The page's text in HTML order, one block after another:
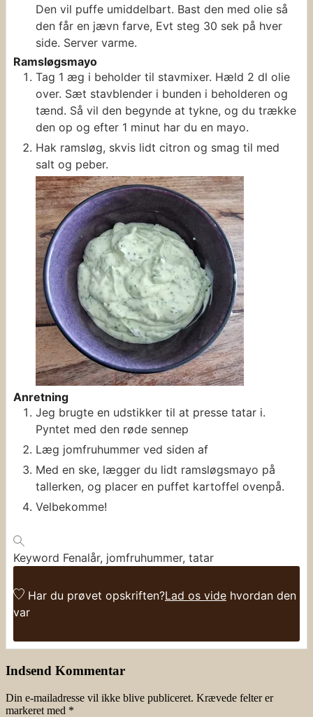
Den vil puffe umiddelbart. Bast den med olie så
den får en jævn farve, Evt steg 30 sek på hver
side. Server varme.
Ramsløgsmayo
Tag 1 æg i beholder til stavmixer. Hæld 2 dl olie
over. Sæt stavblender i bunden i beholderen og
tænd. Så vil den begynde at tykne, og du trække
den op og efter 1 minut har du en mayo.
Hak ramsløg, skvis lidt citron og smag til med
salt og peber.
Anretning
Jeg brugte en udstikker til at presse tatar i.
Pyntet med den røde sennep
Læg jomfruhummer ved siden af
Med en ske, lægger du lidt ramsløgsmayo på
tallerken, og placer en puffet kartoffel ovenpå.
Velbekomme!
Keyword Fenalår, jomfruhummer, tatar
Har du prøvet opskriften?Lad os vide hvordan den
var
Indsend Kommentar
Din e-mailadresse vil ikke blive publiceret. Krævede felter er
markeret med *